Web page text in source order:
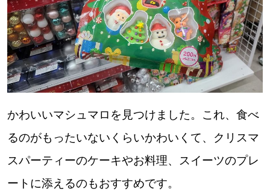
all
札幌
道北
道東
かわいいマシュマロを見つけました。これ、食べ
るのがもったいないくらいかわいくて、クリスマ
スパーティーのケーキやお料理、スイーツのプレ
ートに添えるのもおすすめです。